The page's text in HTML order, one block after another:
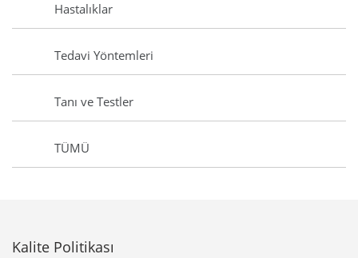
Hastalıklar
Tedavi Yöntemleri
Tanı ve Testler
TÜMÜ
Kalite Politikası